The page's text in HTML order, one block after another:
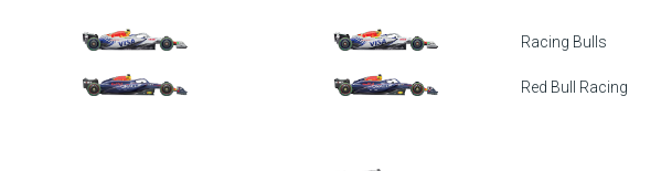
Racing Bulls
Red Bull Racing